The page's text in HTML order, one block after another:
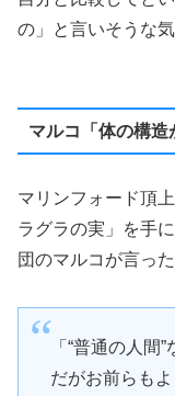
の」と言いそうな気
マルコ「体の構造
マリンフォード頂
ラグラの実」を手
団のマルコが言っ
「“普通の人
だがお前らも